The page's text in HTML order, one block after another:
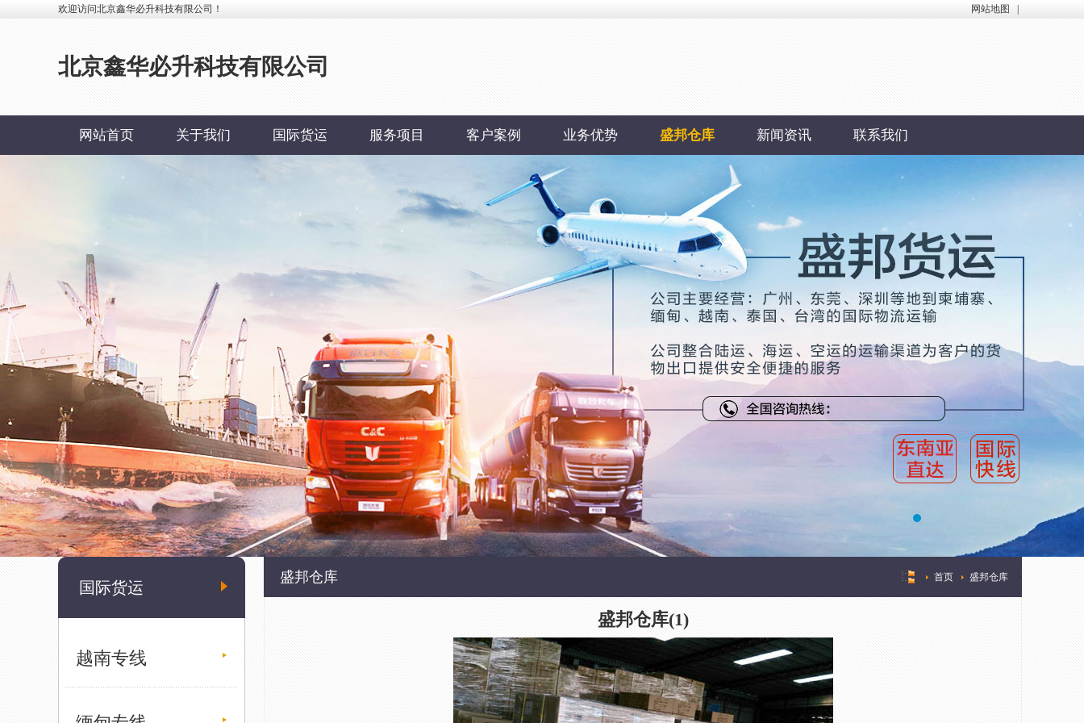
欢迎访问北京鑫华必升科技有限公司！ 网站地图
北京鑫华必升科技有限公司
网站首页 关于我们 国际货运 服务项目 客户案例 业务优势 盛邦仓库 新闻资讯 联系我们
国际货运
越南专线
盛邦仓库 首页 盛邦仓库
盛邦仓库(1)